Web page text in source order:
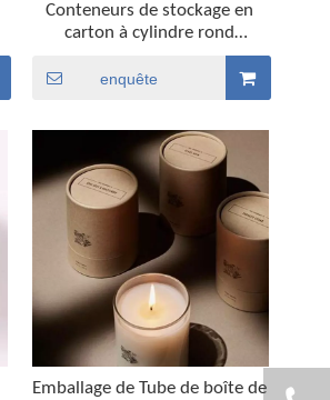
Conteneurs de stockage en
carton à cylindre rond
imprimé personnalisé, pour
café, thé, perles de lessive,
cendres d'animaux, Tube en
enquête
Emballage de Tube de boîte de